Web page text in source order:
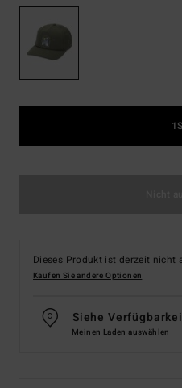
Dieses Produkt ist derzeit nicht
Kaufen Sie andere Optionen
Siehe
Meinen Laden auswählen